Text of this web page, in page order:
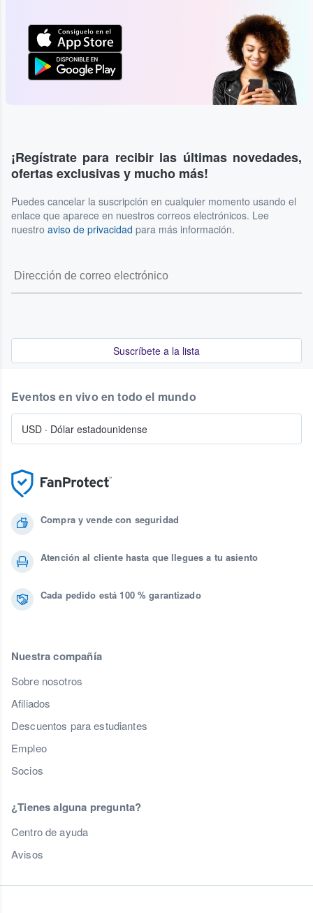
¡Regístrate para recibir las últimas novedades,
ofertas exclusivas y mucho más!
Puedes cancelar la suscripción en cualquier momento usando el
enlace que aparece en nuestros correos electrónicos. Lee
nuestro aviso de privacidad para más información.
Suscríbete a la lista
Compra y vende con seguridad
Atención al cliente hasta que llegues a tu asiento
Cada pedido está 100 % garantizado
Nuestra compañía
Sobre nosotros
Afiliados
Descuentos para estudiantes
Empleo
Socios
¿Tienes alguna pregunta?
Centro de ayuda
Avisos
Eventos en vivo en todo el mundo
USD · Dólar estadounidense